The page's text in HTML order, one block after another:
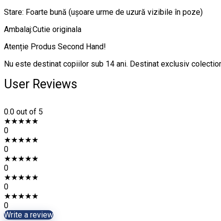
Stare: Foarte bună (ușoare urme de uzură vizibile în poze)
Ambalaj:Cutie originala
Atenție Produs Second Hand!
Nu este destinat copiilor sub 14 ani. Destinat exclusiv
User Reviews
0.0 out of 5
★★★★★
0
★★★★★
0
★★★★★
0
★★★★★
0
★★★★★
0
Write a review